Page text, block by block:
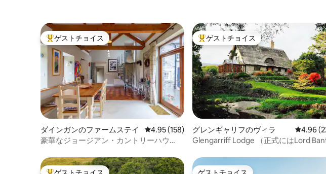
大好評のゲストチョイスです。
ゲストチョイス
ダインガンのファームステイ レビュー158件、5つ星中4.95つ星の平均評価
4.95 (158)
豪華なジョージアン・カントリーハウ
大好評のゲストチョイスです。
ゲストチョイス
グレンギャリフのヴィラ レビュ
4.96
Glengarriff Lodge （正式にはLord